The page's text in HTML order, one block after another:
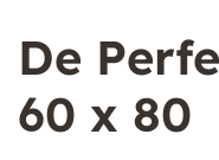
De
60 x 80